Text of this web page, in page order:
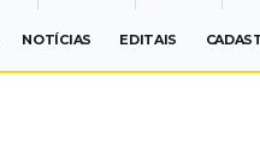
NOTÍCIAS EDITAIS